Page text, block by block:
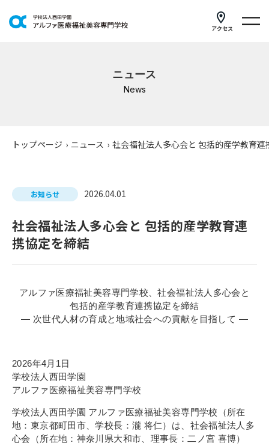
アクセス
就職支援
研修・講座
公共職業訓練
よくあるご質問
卒業生の皆さまへ
新着情報
ブログ
コラム
ニュース
News
トップページ › ニュース › 社会福祉法人多心会と 包括的産学教育連
お知らせ 2026.04.01
社会福祉法人多心会と 包括的産学教育連
携協定を締結
アルファ医療福祉美容専門学校、社会福祉法人多心会と
包括的産学教育連携協定を締結
― 次世代人材の育成と地域社会への貢献を目指して ―
2026年4月 1日
学校法人西田学園
アルファ医療福祉美容専門学校
学校法人西田学園 アルファ医療福祉美容専門学校（所在
地：東京都町田市、学校長：瀧 将仁）は、社会福祉法人多
心会（所在地：神奈川県大和市、理事長：二ノ宮 喜博）